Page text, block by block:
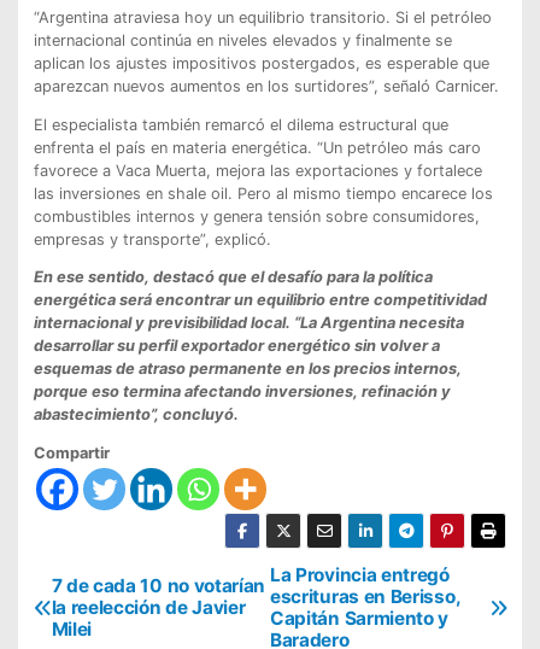
“Argentina atraviesa hoy un equilibrio transitorio. Si el petróleo
internacional continúa en niveles elevados y finalmente se
aplican los ajustes impositivos postergados, es esperable que
aparezcan nuevos aumentos en los surtidores”, señaló Carnicer.
El especialista también remarcó el dilema estructural que
enfrenta el país en materia energética. “Un petróleo más caro
favorece a Vaca Muerta, mejora las exportaciones y fortalece
las inversiones en shale oil. Pero al mismo tiempo encarece los
combustibles internos y genera tensión sobre consumidores,
empresas y transporte”, explicó.
En ese sentido, destacó que el desafío para la política
energética será encontrar un equilibrio entre competitividad
internacional y previsibilidad local. “La Argentina necesita
desarrollar su perfil exportador energético sin volver a
esquemas de atraso permanente en los precios internos,
porque eso termina afectando inversiones, refinación y
abastecimiento”, concluyó.
Compartir
N
a
La Provincia entregó
escrituras en Berisso,
Capitán Sarmiento y
Baradero
7 de cada 10 no votarían
la reelección de Javier
Milei